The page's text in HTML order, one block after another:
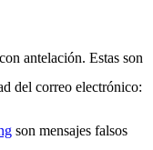
antelación. Estas son
del correo electrónico:
son mensajes falsos